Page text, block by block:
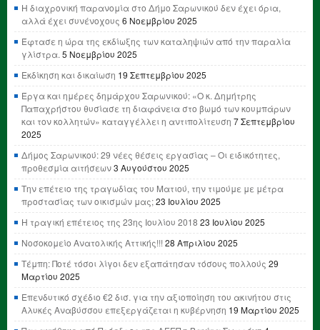
Η διαχρονική παρανομία στο Δήμο Σαρωνικού δεν έχει όρια,
αλλά έχει συνένοχους 6 Νοεμβρίου 2025
Έφτασε η ώρα της εκδίωξης των καταληψιών από την παραλία
γλίστρα. 5 Νοεμβρίου 2025
Εκδίκηση και δικαίωση 19 Σεπτεμβρίου 2025
Έργα και ημέρες δημάρχου Σαρωνικού: «Ο κ. Δημήτρης
Παπαχρήστου θυσίασε τη διαφάνεια στο βωμό των κουμπάρων
και τον κολλητών» καταγγέλλει η αντιπολίτευση 7 Σεπτεμβρίου
2025
Δήμος Σαρωνικού: 29 νέες θέσεις εργασίας – Οι ειδικότητες,
προθεσμία αιτήσεων3 Αυγούστου 2025
Την επέτειο της τραγωδίας του Ματιού, την τιμούμε με μέτρα
προστασίας των οικισμών μας;23 Ιουλίου 2025
Η τραγική επέτειος της 23ης Ιουλίου 2018 23 Ιουλίου 2025
Νοσοκομείο Ανατολικής Αττικής!!! 28 Απριλίου 2025
Τέμπη: Ποτέ τόσοι λίγοι δεν εξαπάτησαν τόσους πολλούς 29
Μαρτίου 2025
Επενδυτικό σχέδιο €2 δισ. για την αξιοποίηση του ακινήτου στις
Αλυκές Αναβύσσου επεξεργάζεται η κυβέρνηση 19 Μαρτίου 2025